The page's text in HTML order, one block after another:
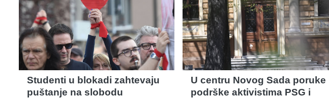
Studenti u blokadi zahtevaju
puštanje na slobodu
U centru Novog Sada poruke
podrške aktivistima PSG i